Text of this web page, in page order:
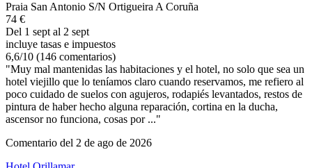
Praia San Antonio S/N Ortigueira A Coruña
74 €
Del 1 sept al 2 sept
incluye tasas e impuestos
6,6/10 (146 comentarios)
"Muy mal mantenidas las habitaciones y el hotel, no solo que sea un
hotel viejillo que lo teníamos claro cuando reservamos, me refiero al
poco cuidado de suelos con agujeros, rodapiés levantados, restos de
pintura de haber hecho alguna reparación, cortina en la ducha,
ascensor no funciona, cosas por ..."
Comentario del 2 de ago de 2026